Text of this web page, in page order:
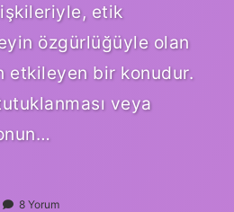
etik
özgürlüğüyle olan
etkileyen bir konudur.
veya
8 Yorum